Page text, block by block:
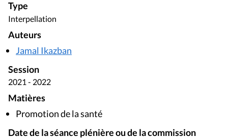
Type
Interpellation
Auteurs
Jamal Ikazban
Session
2021 - 2022
Matières
Promotion de la santé
Date de la séance plénière ou de la commission